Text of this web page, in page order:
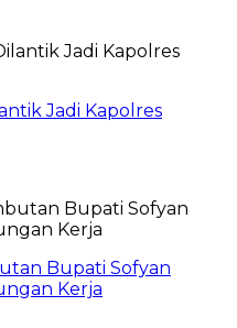
Jadi Kapolres
Bupati Sofyan
Kerja